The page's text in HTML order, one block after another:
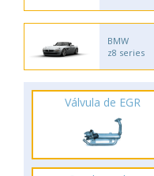
BMW
z8 series
Válvula de EGR